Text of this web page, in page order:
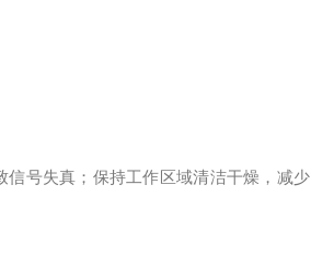
号失真；保持工作区域清洁干燥，减少